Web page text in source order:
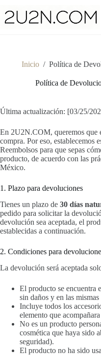
contenido
Inicio / Política de
Política de
Última actualización: [03/25/
En 2U2N.COM, queremos que
compra. Por eso, establecemos
Reembolsos para que sepas
producto, de acuerdo con las
México.
1. Plazo para devoluciones
Tienes un plazo de 30 días
pedido para solicitar la
devolución sea aceptada, el
establecidas a continuación.
2. Condiciones para
La devolución será aceptada
El producto se encuentra
sin daños y en las
Incluye todos los
elemento que
No es un producto
cosmética que haya sido
seguridad).
El producto no ha sido